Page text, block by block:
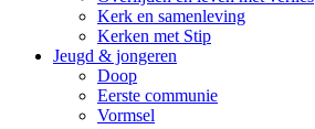
Kerk en samenleving
Kerken met Stip
Jeugd & jongeren
Doop
Eerste communie
Vormsel